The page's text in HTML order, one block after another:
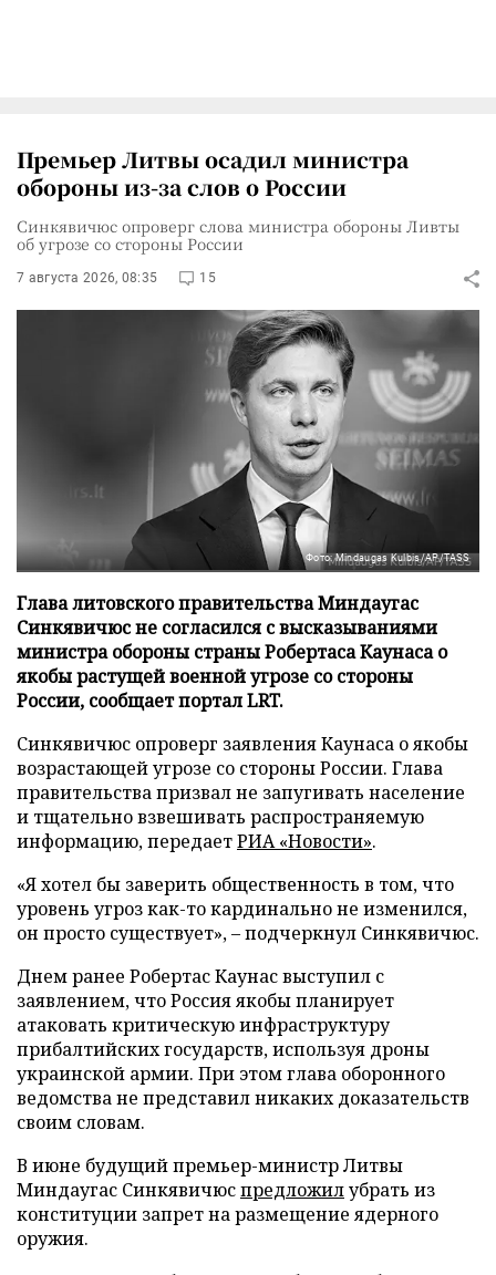
Премьер Литвы осадил министра
обороны из-за слов о России
Синкявичюс опроверг слова министра обороны Ливты
об угрозе со стороны России
7 августа 2026, 08:35 15
Фото: Mindaugas Kulbis/AP/TASS
Глава литовского правительства Миндаугас
Синкявичюс не согласился с высказываниями
министра обороны страны Робертаса Каунаса о
якобы растущей военной угрозе со стороны
России, сообщает портал LRT.
Синкявичюс опроверг заявления Каунаса о якобы
возрастающей угрозе со стороны России. Глава
правительства призвал не запугивать население
и тщательно взвешивать распространяемую
информацию, передаетРИА «Новости».
«Я хотел бы заверить общественность в том, что
уровень угроз как-то кардинально не изменился,
он просто существует», – подчеркнул Синкявичюс.
Днем ранее Робертас Каунас выступил с
заявлением, что Россия якобы планирует
атаковать критическую инфраструктуру
прибалтийских государств, используя дроны
украинской армии. При этом глава оборонного
ведомства не представил никаких доказательств
своим словам.
В июне будущий премьер-министр Литвы
Миндаугас Синкявичюспредложилубрать из
конституции запрет на размещение ядерного
оружия.